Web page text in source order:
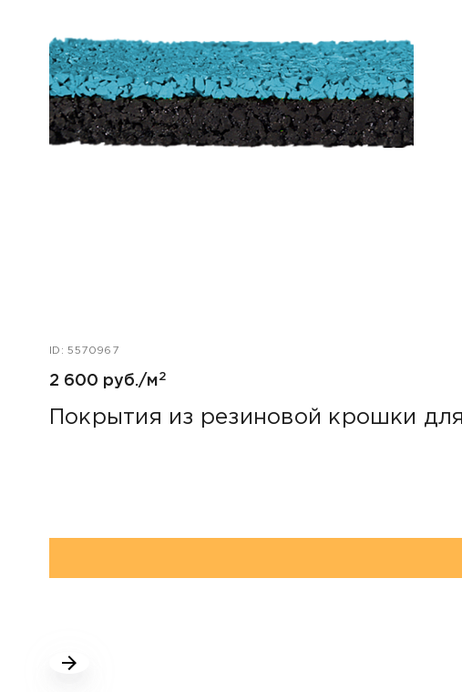
ID: 5570967
2 600 руб./м2
Покрытия из резиновой крошки
НАШИ КЛИЕНТЫ: